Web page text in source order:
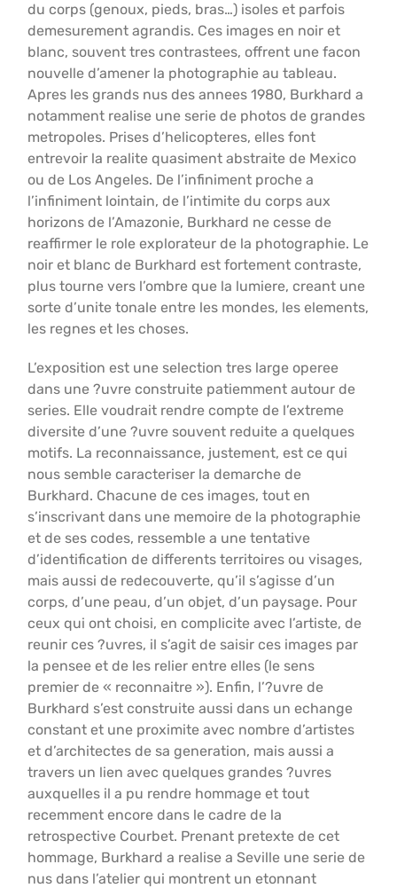
du corps (genoux, pieds, bras…) isoles et parfois
demesurement agrandis. Ces images en noir et
blanc, souvent tres contrastees, offrent une facon
nouvelle d’amener la photographie au tableau.
Apres les grands nus des annees 1980, Burkhard a
notamment realise une serie de photos de grandes
metropoles. Prises d’helicopteres, elles font
entrevoir la realite quasiment abstraite de Mexico
ou de Los Angeles. De l’infiniment proche a
l’infiniment lointain, de l’intimite du corps aux
horizons de l’Amazonie, Burkhard ne cesse de
reaffirmer le role explorateur de la photographie. Le
noir et blanc de Burkhard est fortement contraste,
plus tourne vers l’ombre que la lumiere, creant une
sorte d’unite tonale entre les mondes, les elements,
les regnes et les choses.
L’exposition est une selection tres large operee
dans une ?uvre construite patiemment autour de
series. Elle voudrait rendre compte de l’extreme
diversite d’une ?uvre souvent reduite a quelques
motifs. La reconnaissance, justement, est ce qui
nous semble caracteriser la demarche de
Burkhard. Chacune de ces images, tout en
s’inscrivant dans une memoire de la photographie
et de ses codes, ressemble a une tentative
d’identification de differents territoires ou visages,
mais aussi de redecouverte, qu’il s’agisse d’un
corps, d’une peau, d’un objet, d’un paysage. Pour
ceux qui ont choisi, en complicite avec l’artiste, de
reunir ces ?uvres, il s’agit de saisir ces images par
la pensee et de les relier entre elles (le sens
premier de « reconnaitre »). Enfin, l’?uvre de
Burkhard s’est construite aussi dans un echange
constant et une proximite avec nombre d’artistes
et d’architectes de sa generation, mais aussi a
travers un lien avec quelques grandes ?uvres
auxquelles il a pu rendre hommage et tout
recemment encore dans le cadre de la
retrospective Courbet. Prenant pretexte de cet
hommage, Burkhard a realise a Seville une serie de
nus dans l’atelier qui montrent un etonnant